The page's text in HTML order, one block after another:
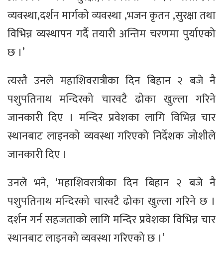
व्यवस्था,दर्शन मार्गको व्यवस्था ,भजन कृतन ,सुरक्षा तथा
विभिन्न व्यस्थापन गर्दै तयारी अन्तिम चरणमा पुर्याएको
छ ।’
त्यस्तै उनले महाशिवरात्रीका दिन बिहान २ बजे नै
पशुपतिनाथ मन्दिरको चारवटै ढोका खुल्ला गरिने
जानकारी दिए । मन्दिर प्रवेशका लागि विभिन्न चार
स्थानबाट लाइनको व्यवस्था गरिएको निर्देशक जोशीले
जानकारी दिए ।
उनले भने, ‘महाशिवरात्रीका दिन बिहान २ बजे नै
पशुपतिनाथ मन्दिरको चारवटै ढोका खुल्ला गरिने छ ।
दर्शन गर्न सहजताको लागि मन्दिर प्रवेशका विभिन्न चार
स्थानबाट लाइनको व्यवस्था गरिएको छ ।’